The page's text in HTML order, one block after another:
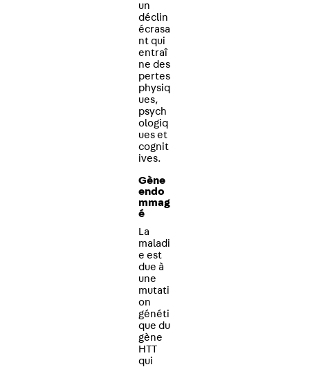
un
déclin
écrasa
nt qui
entraî
ne des
pertes
physiq
ues,
psych
ologiq
ues et
cognit
ives.
Gène
endo
mmag
é
La
maladi
e est
due à
une
mutati
on
généti
que du
gène
HTT
qui